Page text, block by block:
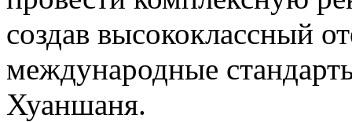
создав высококлассный
международные
Хуаншаня.